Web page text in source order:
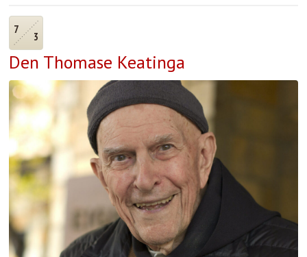
7
3
Den Thomase Keatinga